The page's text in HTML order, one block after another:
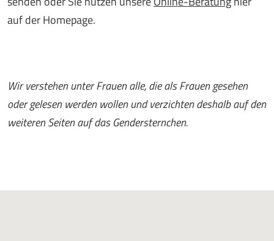
auf der Homepage.
Wir verstehen unter Frauen alle, die als Frauen gesehen
oder gelesen werden wollen und verzichten deshalb auf den
weiteren Seiten auf das Gendersternchen.